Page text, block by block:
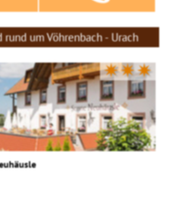
um Vöhrenbach - Urach
✷✷✷